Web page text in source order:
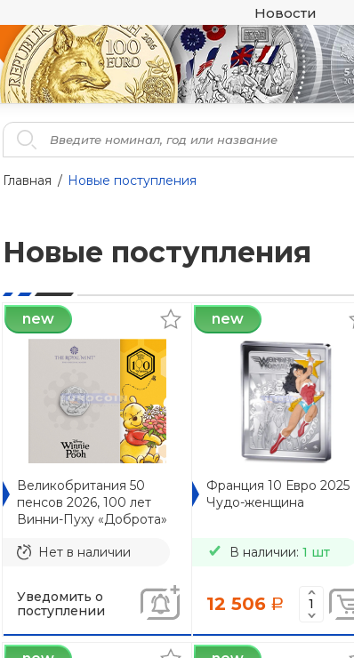
Новости
Главная Новые поступления
Новые поступления
new
Великобритания 50
пенсов 2026, 100 лет
Винни-Пуху «Доброта»
Нет в наличии
Уведомить о
поступлении
new
Франция 10 Евро 2025
Чудо-женщина
В наличии: 1 шт
12 506 a